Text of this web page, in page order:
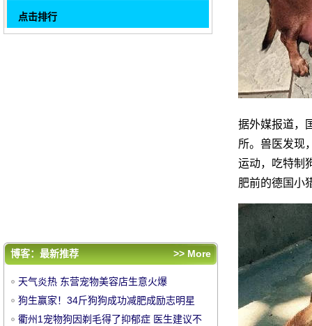
据外媒报道，
所。兽医发现
运动，吃特制
肥前的德国小
点击排行
狗生赢家！34斤狗狗成功减肥成励志明星
人不如狗！贝克汉姆每月花6千为宠物狗美容
博客：最新推荐 >> More
天气炎热 东营宠物美容店生意火爆
狗生赢家！34斤狗狗成功减肥成励志明星
衢州1宠物狗因剃毛得了抑郁症 医生建议不